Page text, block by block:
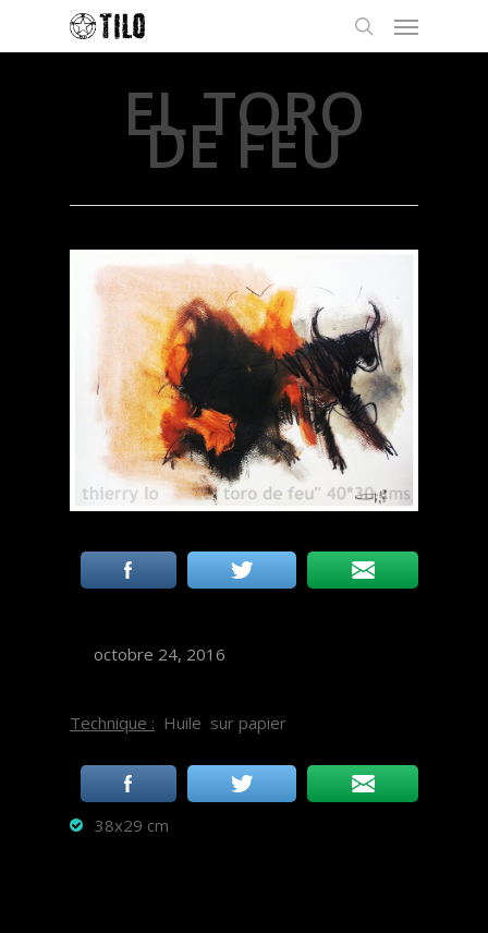
EL TORO
DE FEU
octobre 24, 2016
Technique : Huile sur papier
38x29 cm